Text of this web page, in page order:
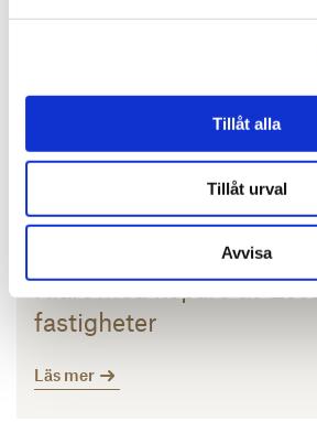
Tillåt alla
Tillåt urval
Avvisa
Artikel | 2024-11-19
Klart med köpare av
fastigheter
Läs mer